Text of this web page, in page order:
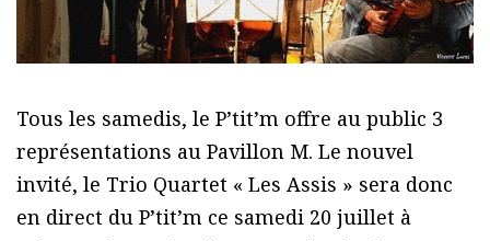
Tous les samedis, le P’tit’m offre au public 3
représentations au Pavillon M. Le nouvel
invité, le Trio Quartet « Les Assis » sera donc
en direct du P’tit’m ce samedi 20 juillet à